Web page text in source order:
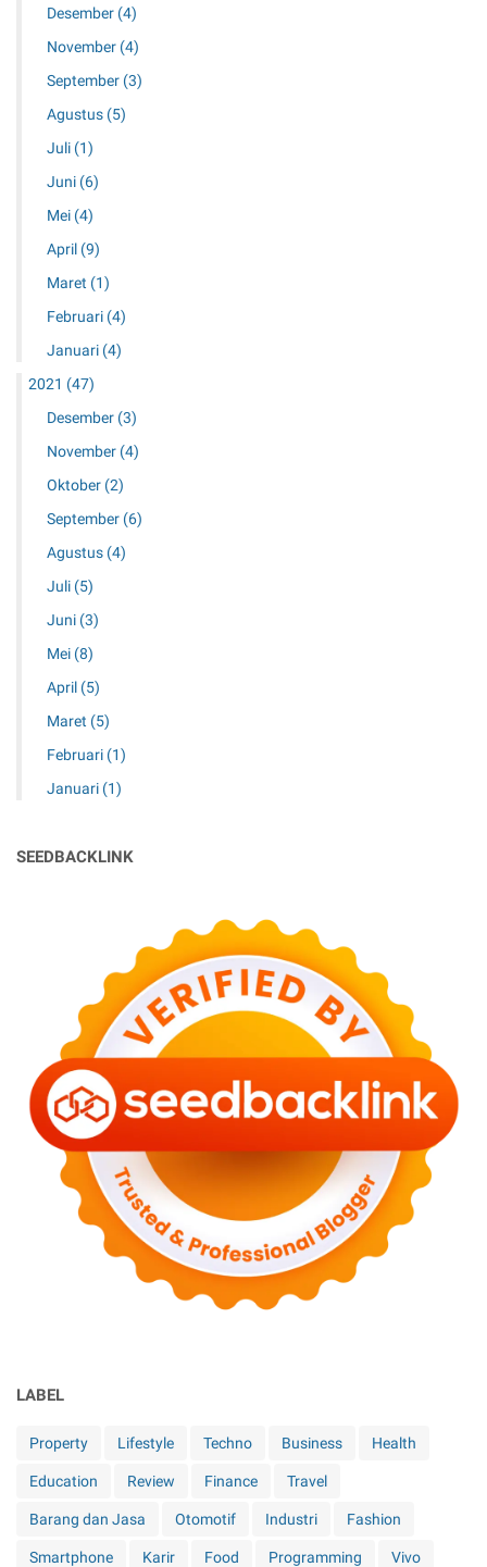
Desember (4)
November (4)
September (3)
Agustus (5)
Juli (1)
Juni (6)
Mei (4)
April (9)
Maret (1)
Februari (4)
Januari (4)
2021 (47)
Desember (3)
November (4)
Oktober (2)
September (6)
Agustus (4)
Juli (5)
Juni (3)
Mei (8)
April (5)
Maret (5)
Februari (1)
Januari (1)
SEEDBACKLINK
LABEL
Property Lifestyle Techno Business Health
Education Review Finance Travel
Barang dan Jasa Otomotif Industri Fashion
Smartphone Karir Food Programming Vivo